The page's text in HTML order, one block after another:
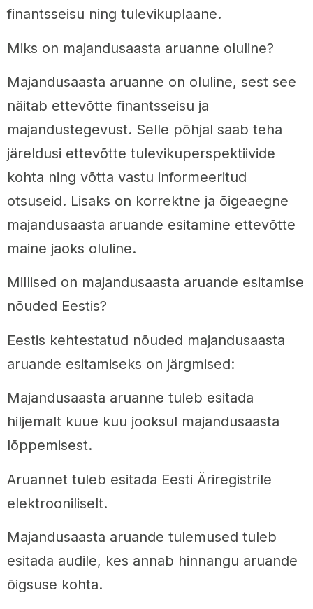
finantsseisu ning tulevikuplaane.
Miks on majandusaasta aruanne oluline?
Majandusaasta aruanne on oluline, sest see
näitab ettevõtte finantsseisu ja
majandustegevust. Selle põhjal saab teha
järeldusi ettevõtte tulevikuperspektiivide
kohta ning võtta vastu informeeritud
otsuseid. Lisaks on korrektne ja õigeaegne
majandusaasta aruande esitamine ettevõtte
maine jaoks oluline.
Millised on majandusaasta aruande esitamise
nõuded Eestis?
Eestis kehtestatud nõuded majandusaasta
aruande esitamiseks on järgmised:
Majandusaasta aruanne tuleb esitada
hiljemalt kuue kuu jooksul majandusaasta
lõppemisest.
Aruannet tuleb esitada Eesti Äriregistrile
elektrooniliselt.
Majandusaasta aruande tulemused tuleb
esitada audile, kes annab hinnangu aruande
õigsuse kohta.